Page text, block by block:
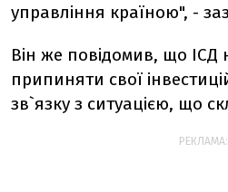
управління країною", -
Він же повідомив, що ІСД
припиняти свої
зв`язку з ситуацією, що
РЕКЛАМА: